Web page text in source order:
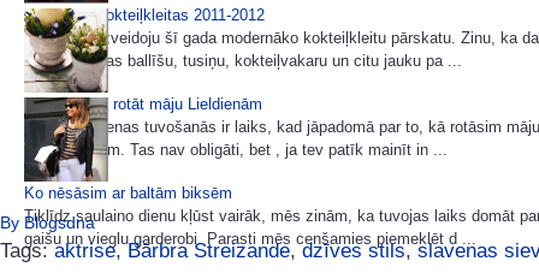
Modernas kokteiļkleitas 2011-2012
Šodien es izveidoju šī gada modernāko kokteiļkleitu pārskatu. Zinu, ka
mums tuvojas ballīšu, tusiņu, kokteiļvakaru un citu jauku pa ...
85 idejas kā rotāt māju Lieldienām
Pūpolsvētdienas tuvošanās ir laiks, kad jāpadomā par to, kā rotāsim
uz Lieldienām. Tas nav obligāti, bet , ja tev patīk mainīt in ...
Ko nēsāsim ar baltām biksēm
Tiklīdz saulaino dienu kļūst vairāk, mēs zinām, ka tuvojas laiks domāt
gaišu un vieglu garderobi. Parasti mēs cenšamies piemeklēt d ...
By Blogsdna
Tags:aktrise,Bārbra Streizande,dzīves stils,slavenas